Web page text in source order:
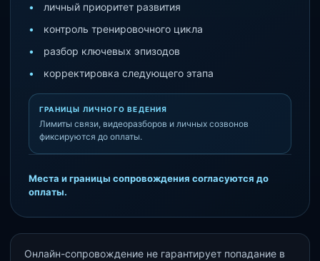
личный приоритет развития
контроль тренировочного цикла
разбор ключевых эпизодов
корректировка следующего этапа
ГРАНИЦЫ ЛИЧНОГО ВЕДЕНИЯ
Лимиты связи, видеоразборов и личных созвонов
фиксируются до оплаты.
Места и границы сопровождения согласуются до
оплаты.
Онлайн-сопровождение не гарантирует попадание в